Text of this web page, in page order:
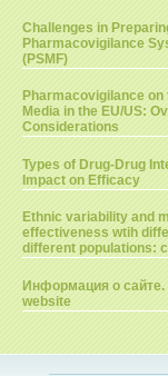
Challenges in
Pharmacovigilance
(PSMF)
Pharmacovigilance on
Media in the EU/US:
Considerations
Types of Drug-Drug
Impact on Efficacy
Ethnic variability and
effectiveness wtih
different populations:
Информация о
website